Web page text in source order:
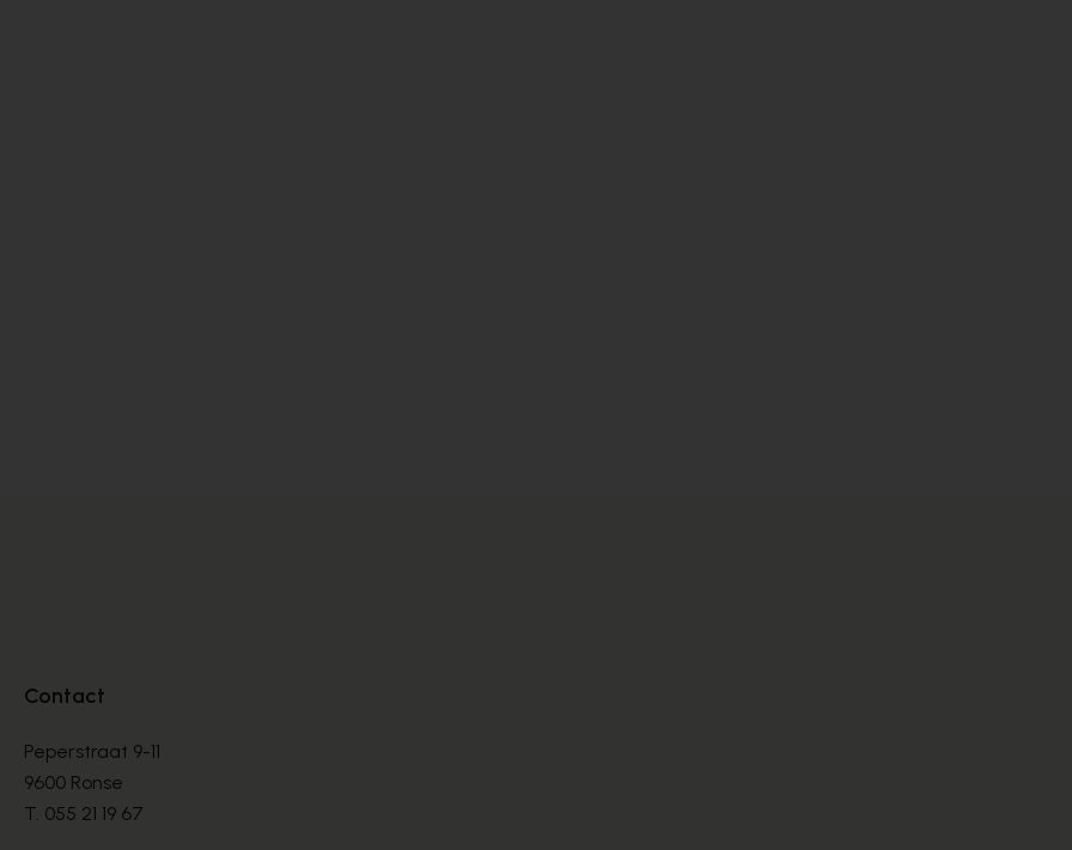
Contact
Peperstraat 9-11
9600 Ronse
T. 055 21 19 67